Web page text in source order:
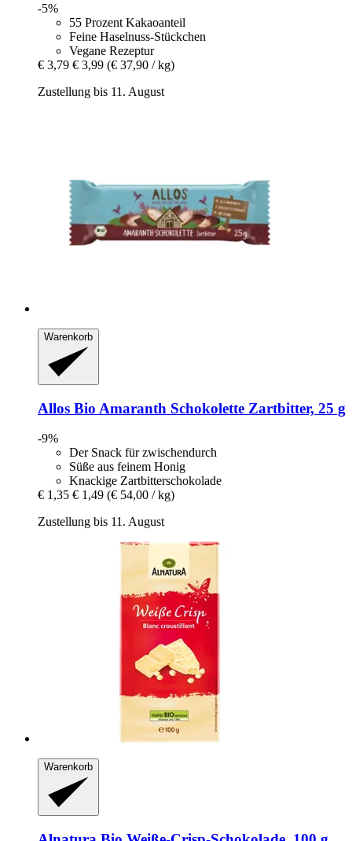
-5%
55 Prozent Kakaoanteil
Feine Haselnuss-Stückchen
Vegane Rezeptur
€ 3,79 € 3,99 (€ 37,90 / kg)
Zustellung bis 11. August
Warenkorb
Allos Bio Amaranth Schokolette Zartbitter, 25 g
-9%
Der Snack für zwischendurch
Süße aus feinem Honig
Knackige Zartbitterschokolade
€ 1,35 € 1,49 (€ 54,00 / kg)
Zustellung bis 11. August
Warenkorb